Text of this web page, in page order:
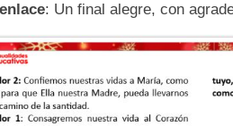
: Un final alegre, con